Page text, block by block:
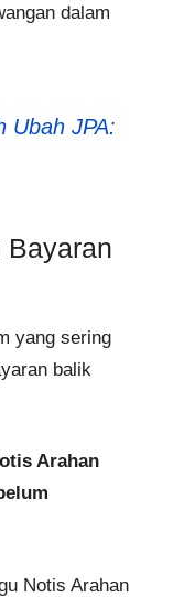
dalam
Ubah JPA:
Bayaran
yang sering
balik
Arahan
Notis Arahan